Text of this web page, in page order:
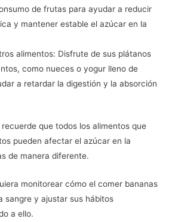
de frutas para ayudar a reducir
y mantener estable el azúcar en la
alimentos: Disfrute de sus plátanos
como nueces o yogur lleno de
a retardar la digestión y la absorción
que todos los alimentos que
pueden afectar el azúcar en la
de manera diferente.
monitorear cómo el comer bananas
sangre y ajustar sus hábitos
a ello.